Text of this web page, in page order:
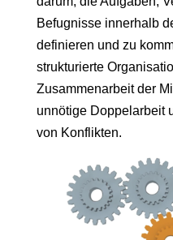
Befugnisse innerhalb
definieren und zu
strukturierte
Zusammenarbeit der
unnötige Doppelarbeit
von Konflikten.